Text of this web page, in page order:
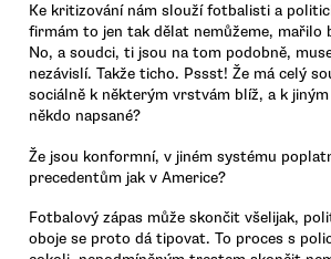
Ke kritizování nám slouží fotbalisti a
firmám to jen tak dělat nemůžeme, mařilo
No, a soudci, ti jsou na tom podobně,
nezávislí. Takže ticho. Pssst! Že má celý
sociálně k některým vrstvám blíž, a k
někdo napsané?
Že jsou konformní, v jiném systému
precedentům jak v Americe?
Fotbalový zápas může skončit všelijak,
oboje se proto dá tipovat. To proces s